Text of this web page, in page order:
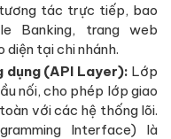
tác trực tiếp, bao
Banking, trang web
diện tại chi nhánh.
dụng (API Layer): Lớp
nối, cho phép lớp giao
với các hệ thống lõi.
Interface) là